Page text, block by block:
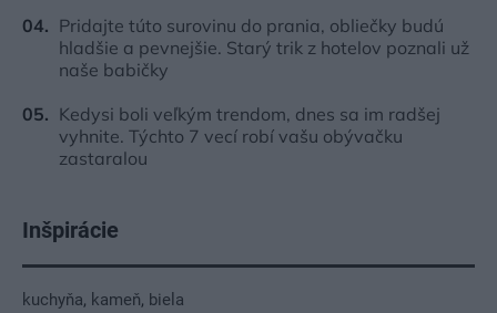
Pridajte túto surovinu do prania, obliečky budú
hladšie a pevnejšie. Starý trik z hotelov poznali už
naše babičky
Kedysi boli veľkým trendom, dnes sa im radšej
vyhnite. Týchto 7 vecí robí vašu obývačku
zastaralou
Inšpirácie
kuchyňa, kameň, biela